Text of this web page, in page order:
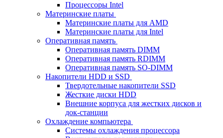
Процессоры Intel
Материнские платы
Материнские платы для AMD
Материнские платы для Intel
Оперативная память
Оперативная память DIMM
Оперативная память RDIMM
Оперативная память SO-DIMM
Накопители HDD и SSD
Твердотельные накопители SSD
Жесткие диски HDD
Внешние корпуса для жестких дисков и
док-станции
Охлаждение компьютера
Системы охлаждения процессора